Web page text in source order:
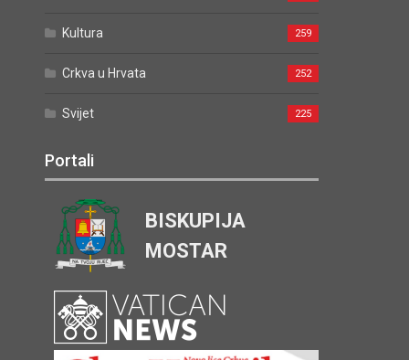
Kultura 259
Crkva u Hrvata 252
Svijet 225
Portali
BISKUPIJA
MOSTAR